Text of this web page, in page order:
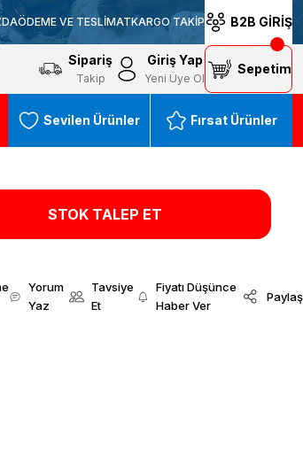
ÖDEME VE TESLİMATKARGO TAKİP B2B GİRİŞ
Sipariş
Takip
Giriş Yap
Yeni Üye Ol
Sepetim
Sevilen Ürünler Fırsat Ürünler
STOK TALEP ET
Yorum
Yaz
Tavsiye
Et
Fiyatı Düşünce
Haber Ver
Paylaş